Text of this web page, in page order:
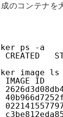
のコンテナを
ps -a
image ls
IMAGE ID